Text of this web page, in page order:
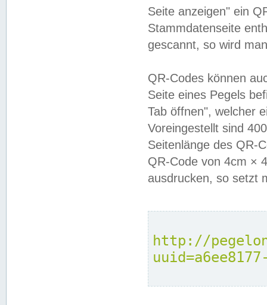
Seite anzeigen" ein
Stammdatenseite
gescannt, so wird
QR-Codes können
Seite eines Pegels
Tab öffnen", welcher
Voreingestellt sind
Seitenlänge des QR-
QR-Code von 4cm ×
ausdrucken, so setzt
http://